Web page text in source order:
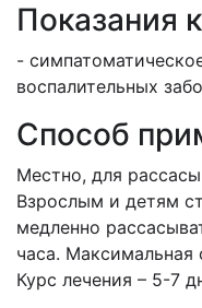
Показания
-
воспалительных
Способ
Местно, для
Взрослым и детям
медленно
часа. Максимальная
Курс лечения – 5-7